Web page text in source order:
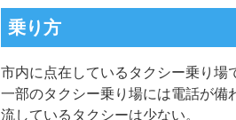
乗り方
市内に点在しているタクシー乗り場
一部のタクシー乗り場には電話が備
流しているタクシーは少ない。